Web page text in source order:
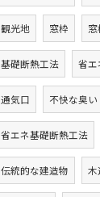
観光地 窓枠
基礎断熱工法 省エ
通気口 不快な臭い
省エネ基礎断熱工法
伝統的な建造物 木